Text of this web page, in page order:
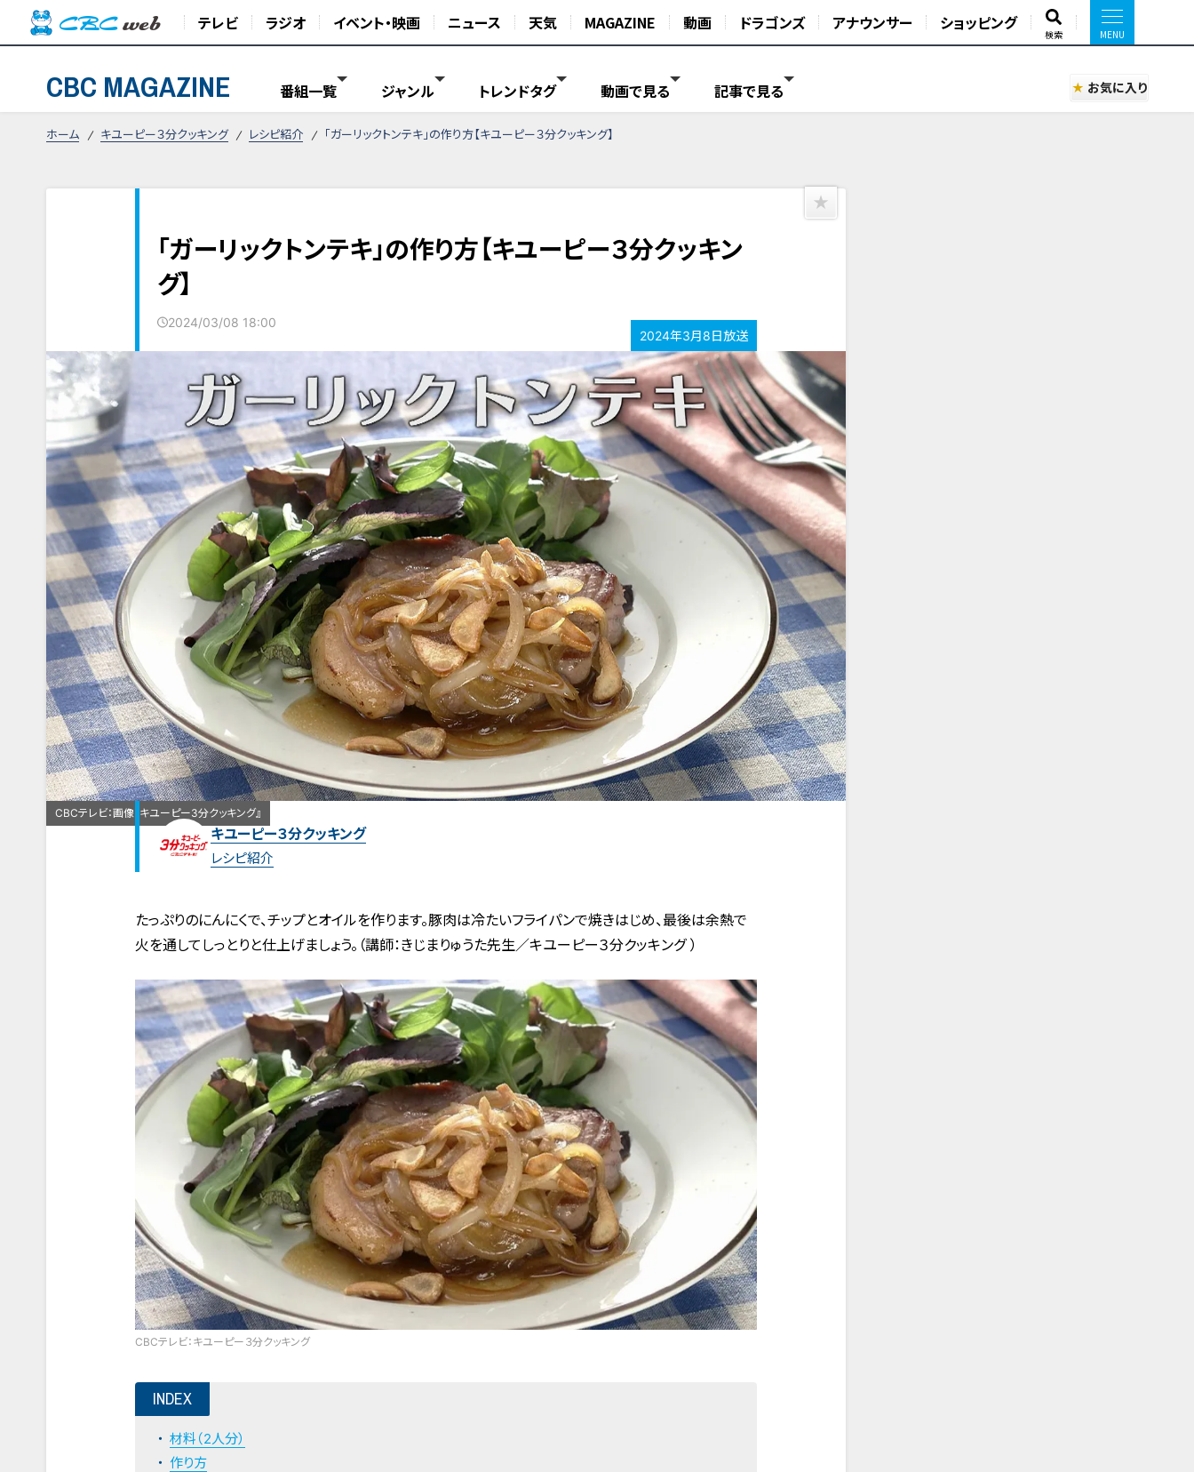
テレビ ラジオ イベント・映画 ニュース 天気 MAGAZINE 動画 ドラゴンズ アナウンサー ショッピング
検索
CBC MAGAZINE 番組一覧 ジャンル トレンドタグ 動画で見る 記事で見る お気に入り
ホーム キユーピー３分クッキング レシピ紹介 「ガーリックトンテキ」の作り方【キユーピー３分クッキング】
「ガーリックトンテキ」の作り方【キユーピー３分クッキン
グ】
2024/03/08 18:00
2024年3月8日放送
CBCテレビ：画像『キユーピー3分クッキング』
キユーピー３分クッキング
レシピ紹介
たっぷりのにんにくで、チップとオイルを作ります。豚肉は冷たいフライパンで焼きはじめ、最後は余熱で
火を通してしっとりと仕上げましょう。（講師：きじまりゅうた先生／キユーピー３分クッキング ）
CBCテレビ：キユーピー３分クッキング
INDEX
材料（2人分）
作り方